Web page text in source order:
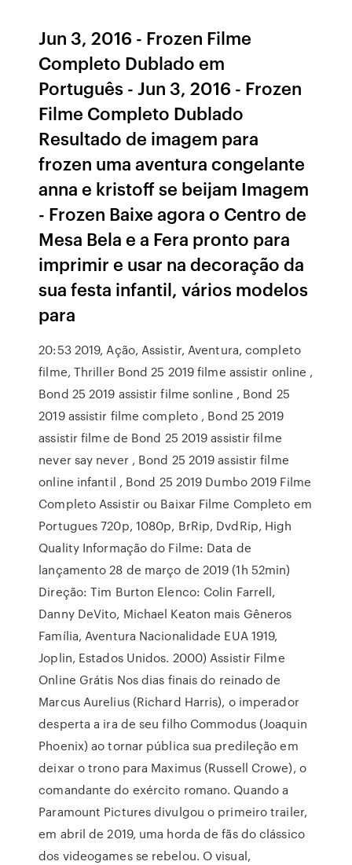
Jun 3, 2016 - Frozen Filme
Completo Dublado em
Português - Jun 3, 2016 - Frozen
Filme Completo Dublado
Resultado de imagem para
frozen uma aventura congelante
anna e kristoff se beijam Imagem
- Frozen Baixe agora o Centro de
Mesa Bela e a Fera pronto para
imprimir e usar na decoração da
sua festa infantil, vários modelos
para
20:53 2019, Ação, Assistir, Aventura, completo
filme, Thriller Bond 25 2019 filme assistir online ,
Bond 25 2019 assistir filme sonline , Bond 25
2019 assistir filme completo , Bond 25 2019
assistir filme de Bond 25 2019 assistir filme
never say never , Bond 25 2019 assistir filme
online infantil , Bond 25 2019 Dumbo 2019 Filme
Completo Assistir ou Baixar Filme Completo em
Portugues 720p, 1080p, BrRip, DvdRip, High
Quality Informação do Filme: Data de
lançamento 28 de março de 2019 (1h 52min)
Direção: Tim Burton Elenco: Colin Farrell,
Danny DeVito, Michael Keaton mais Gêneros
Família, Aventura Nacionalidade EUA 1919,
Joplin, Estados Unidos. 2000) Assistir Filme
Online Grátis Nos dias finais do reinado de
Marcus Aurelius (Richard Harris), o imperador
desperta a ira de seu filho Commodus (Joaquin
Phoenix) ao tornar pública sua predileção em
deixar o trono para Maximus (Russell Crowe), o
comandante do exército romano. Quando a
Paramount Pictures divulgou o primeiro trailer,
em abril de 2019, uma horda de fãs do clássico
dos videogames se rebelou. O visual,